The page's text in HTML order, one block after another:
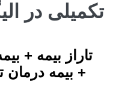
تکمیلی در
تاراز بیمه +
+ بیمه